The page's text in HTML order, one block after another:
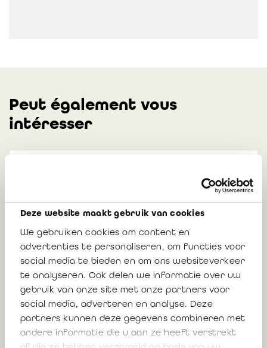
Deze website maakt gebruik van cookies
We gebruiken cookies om content en
advertenties te personaliseren, om functies voor
social media te bieden en om ons websiteverkeer
te analyseren. Ook delen we informatie over uw
gebruik van onze site met onze partners voor
social media, adverteren en analyse. Deze
partners kunnen deze gegevens combineren met
andere informatie die u aan ze heeft verstrekt
Peut également vous
intéresser
approche proposée pour l'exercice 2025
Eric Van Hoof, Président IRE et président de
13 mai 2026
Certification du compte général en
Wallonie